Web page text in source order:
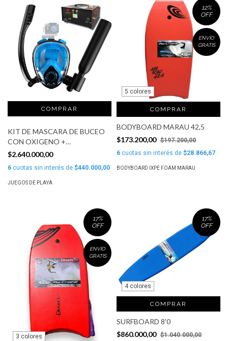
KIT DE MASCARA DE BUCEO
CON OXIGENO +
COMPRESOR MAR CRISTAL
$2.640.000,00
6 cuotas sin interés de $440.000,00
JUEGOS DE PLAYA
12%
OFF
ENVÍO
GRATIS
5 colores
COMPRAR
BODYBOARD MARAU 42,5
$173.200,00 $197.200,00
6 cuotas sin interés de $28.866,67
BODYBOARD IXPE FOAM MARAU
17%
OFF
ENVÍO
GRATIS
3 colores
17%
OFF
4 colores
COMPRAR
SURFBOARD 8'0
$860.000,00 $1.040.000,00